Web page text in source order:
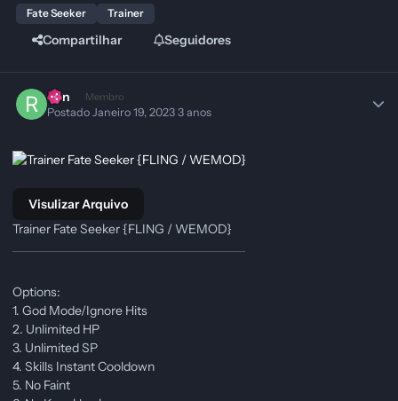
Fate Seeker Trainer
Compartilhar Seguidores
Ren Membro
PostadoJaneiro 19, 20233 anos
Visulizar Arquivo
Trainer Fate Seeker {FLING / WEMOD}
Options:
1. God Mode/Ignore Hits
2. Unlimited HP
3. Unlimited SP
4. Skills Instant Cooldown
5. No Faint